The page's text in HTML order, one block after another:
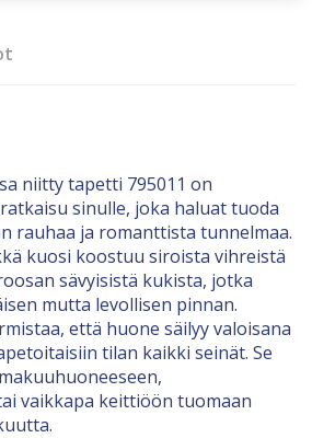
niitty tapetti 795011 on
sinulle, joka haluat tuoda
rauhaa ja romanttista tunnelmaa.
kuosi koostuu siroista vihreistä
sävyisistä kukista, jotka
mutta levollisen pinnan.
että huone säilyy valoisana
tilan kaikki seinät. Se
vaikkapa keittiöön tuomaan